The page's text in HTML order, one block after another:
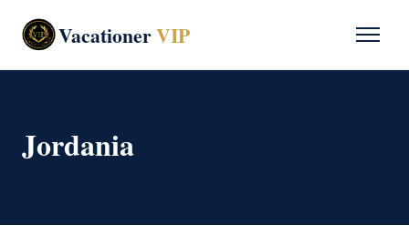
VacationerVIP
Jordania